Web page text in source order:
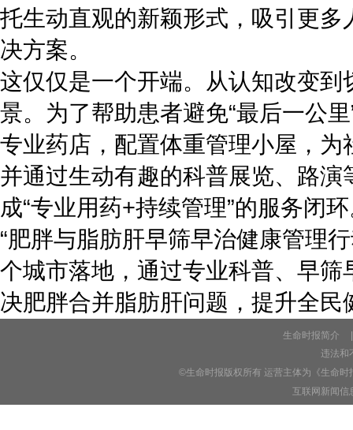
托生动直观的新颖形式，吸引更
决方案。
这仅仅是一个开端。从认知改变
景。为了帮助患者避免“最后一公
专业药店，配置体重管理小屋，
并通过生动有趣的科普展览、路
成“专业用药+持续管理”的服务闭
“肥胖与脂肪肝早筛早治健康管理
个城市落地，通过专业科普、早
决肥胖合并脂肪肝问题，提升全民
生命时报简介
违法和
©生命时报版权所有 运营主体为《生命
互联网新闻信